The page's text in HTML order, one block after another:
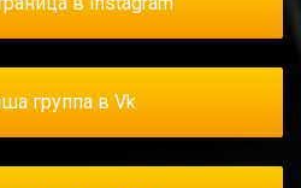
группа в Vk